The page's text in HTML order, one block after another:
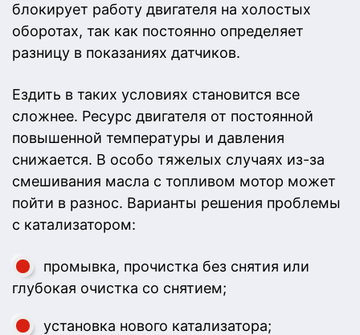
блокирует работу двигателя на холостых
оборотах, так как постоянно определяет
разницу в показаниях датчиков.
Ездить в таких условиях становится все
сложнее. Ресурс двигателя от постоянной
повышенной температуры и давления
снижается. В особо тяжелых случаях из-за
смешивания масла с топливом мотор может
пойти в разнос. Варианты решения проблемы
с катализатором:
промывка, прочистка без снятия или
глубокая очистка со снятием;
установка нового катализатора;